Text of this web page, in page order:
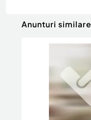
Anunturi similare